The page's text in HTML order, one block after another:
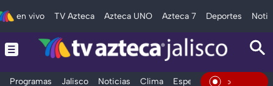
en vivo TV Azteca Azteca UNO Azteca 7 Deportes
Programas Jalisco Noticias Clima Espectáculos Deportes
En Vivo